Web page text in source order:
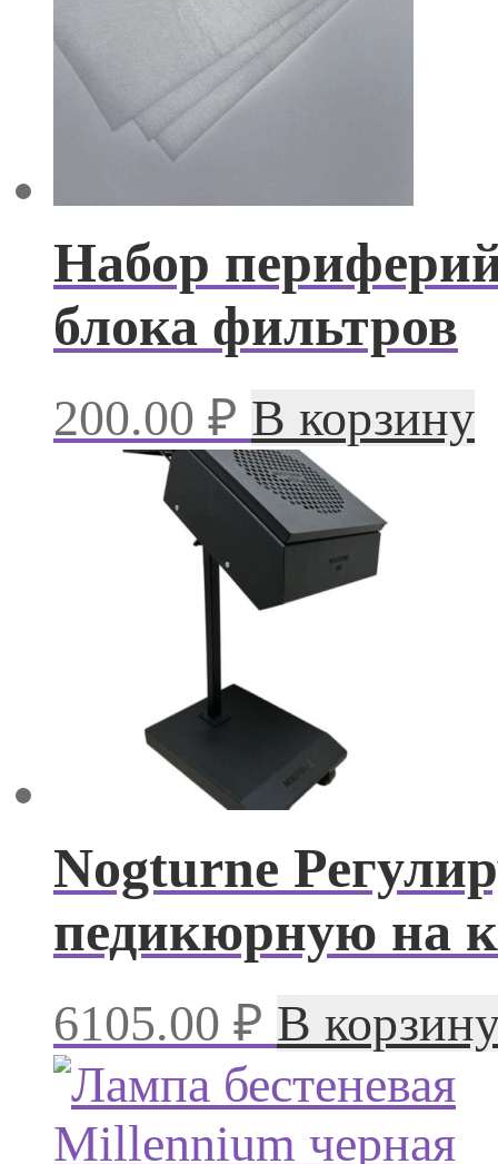
Набор
блока фильтров
200.00 ₽ В корзину
Nogturne
педикюрную на
6105.00 ₽ В